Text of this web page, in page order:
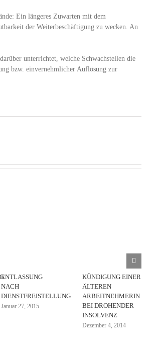
Ein längeres Zuwarten mit dem
der Weiterbeschäftigung zu wecken. An
unterrichtet, welche Schwachstellen die
bzw. einvernehmlicher Auflösung zur
ENTLASSUNG
NACH
DIENSTFREISTELLUNG
Januar 27, 2015
KÜNDIGUNG EINER
ÄLTEREN
ARBEITNEHMERIN
BEI DROHENDER
INSOLVENZ
Dezember 4, 2014